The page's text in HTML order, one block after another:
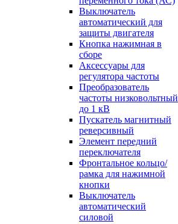
Выключатель
автоматический для
защиты двигателя
Кнопка нажимная в
сборе
Аксессуары для
регулятора частоты
Преобразователь
частоты низковольтный
до 1 кВ
Пускатель магнитный
реверсивный
Элемент передний
переключателя
Фронтальное кольцо/
рамка для нажимной
кнопки
Выключатель
автоматический
силовой